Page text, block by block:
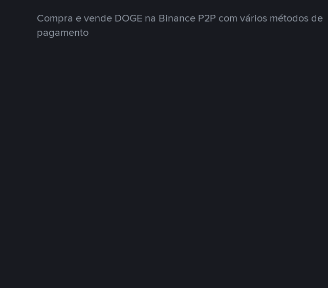
Compra e vende DOGE na Binance P2P com vários métodos de
pagamento